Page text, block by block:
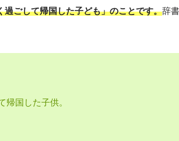
ごして帰国した子ども」のことです。辞
帰国した子供。